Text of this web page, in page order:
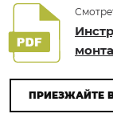
ПРИЕЗЖАЙТЕ